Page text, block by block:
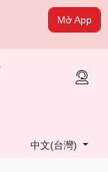
Mở App
中文(台灣)